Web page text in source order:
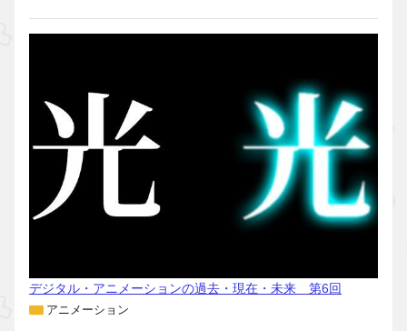
デジタル・アニメーションの過去・現在・未来 第6回
アニメーション